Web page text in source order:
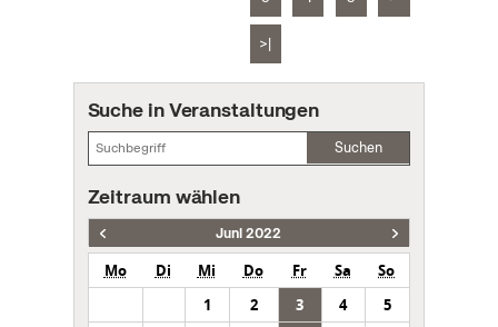
>|
Suche in Veranstaltungen
Suchen
Zeitraum wählen
Juni 2022
Mo Di Mi Do Fr Sa
So
1
2 3 4
5